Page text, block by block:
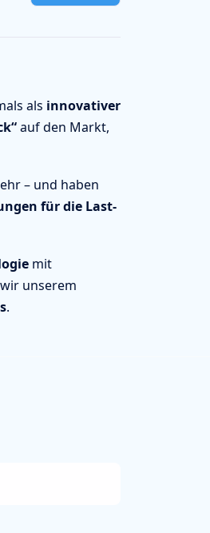
als innovativer
auf den Markt,
– und haben
für die Last-
mit
unserem
.